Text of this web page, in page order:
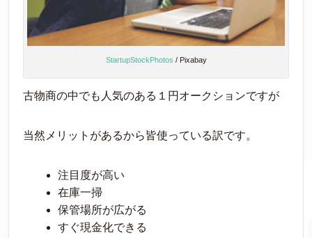
StartupStockPhotos / Pixabay
古物商の中でも人気のある１円オークションですが
当然メリットがあるから皆使っている訳です。
注目度が高い
在庫一掃
保管場所が広がる
すぐ現金化できる